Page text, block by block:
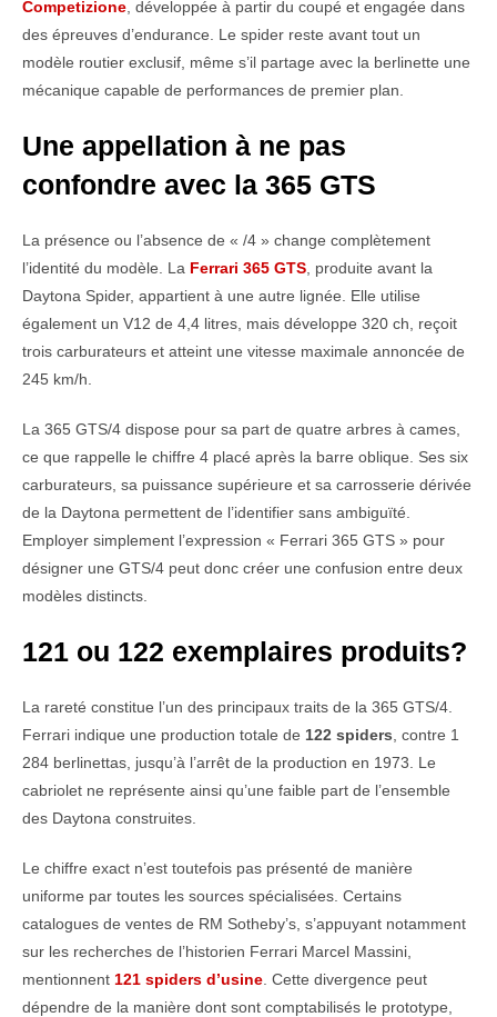
Competizione, développée à partir du coupé et engagée dans
des épreuves d’endurance. Le spider reste avant tout un
modèle routier exclusif, même s’il partage avec la berlinette une
mécanique capable de performances de premier plan.
Une appellation à ne pas
confondre avec la 365 GTS
La présence ou l’absence de « /4 » change complètement
l’identité du modèle. La Ferrari 365 GTS, produite avant la
Daytona Spider, appartient à une autre lignée. Elle utilise
également un V12 de 4,4 litres, mais développe 320 ch, reçoit
trois carburateurs et atteint une vitesse maximale annoncée de
245 km/h.
La 365 GTS/4 dispose pour sa part de quatre arbres à cames,
ce que rappelle le chiffre 4 placé après la barre oblique. Ses six
carburateurs, sa puissance supérieure et sa carrosserie dérivée
de la Daytona permettent de l’identifier sans ambiguïté.
Employer simplement l’expression « Ferrari 365 GTS » pour
désigner une GTS/4 peut donc créer une confusion entre deux
modèles distincts.
121 ou 122 exemplaires produits?
La rareté constitue l’un des principaux traits de la 365 GTS/4.
Ferrari indique une production totale de 122 spiders, contre 1
284 berlinettas, jusqu’à l’arrêt de la production en 1973. Le
cabriolet ne représente ainsi qu’une faible part de l’ensemble
des Daytona construites.
Le chiffre exact n’est toutefois pas présenté de manière
uniforme par toutes les sources spécialisées. Certains
catalogues de ventes de RM Sotheby’s, s’appuyant notamment
sur les recherches de l’historien Ferrari Marcel Massini,
mentionnent 121 spiders d’usine. Cette divergence peut
dépendre de la manière dont sont comptabilisés le prototype,